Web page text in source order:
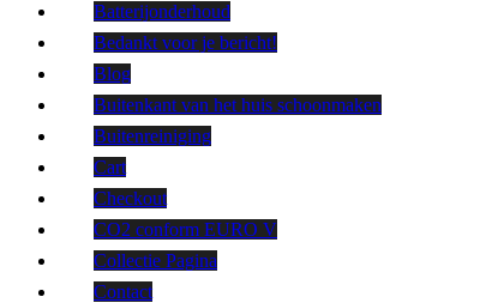
Batterijonderhoud
Bedankt voor je bericht!
Blog
Buitenkant van het huis schoonmaken
Buitenreiniging
Cart
Checkout
CO2 conform EURO V
Collectie Pagina
Contact